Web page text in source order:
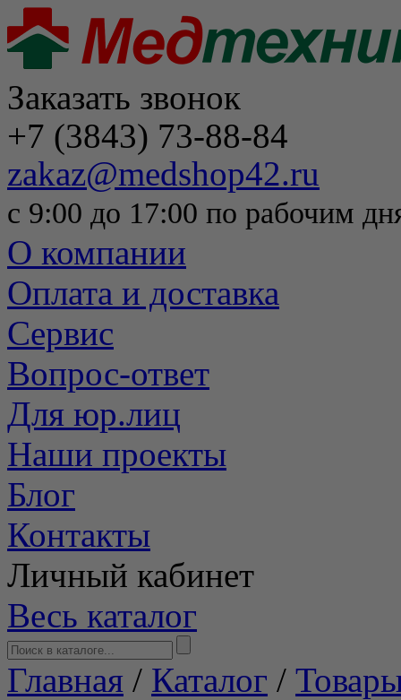
Заказать звонок
+7 (3843) 73-88-84
zakaz@medshop42.ru
с 9:00 до 17:00 по рабочим
О компании
Оплата и доставка
Сервис
Вопрос-ответ
Для юр.лиц
Наши проекты
Блог
Контакты
Личный кабинет
Весь каталог
Главная / Каталог /